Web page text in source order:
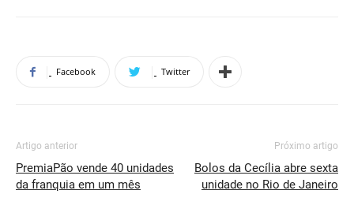
Facebook Twitter
Artigo anterior
PremiaPão vende 40 unidades
da franquia em um mês
Próximo artigo
Bolos da Cecília abre sexta
unidade no Rio de Janeiro